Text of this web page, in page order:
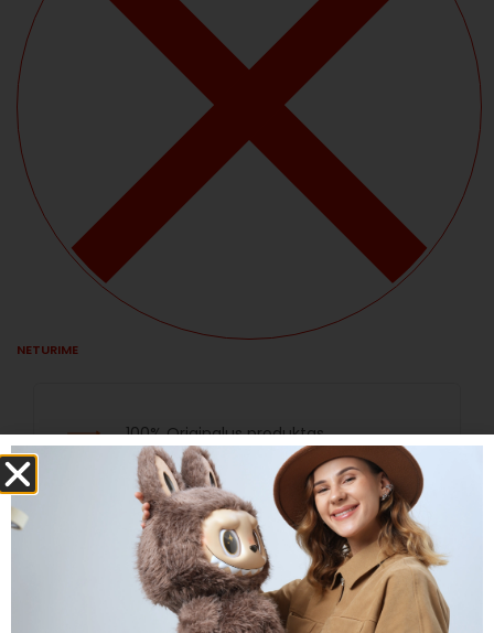
NETURIME
100% Originalus produktas
Prekės sandėlyje
Nemokamas pristatymas nuo 35€
Standartinis pristatymas per 2-5 darbo
dienas
Nemokamas atsiėmimas Vilniuje